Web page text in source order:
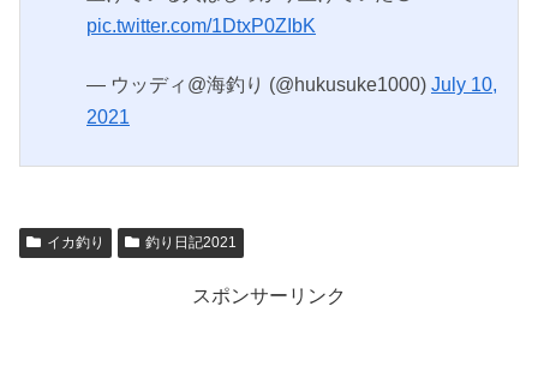
pic.twitter.com/1DtxP0ZIbK
— ウッディ@海釣り (@hukusuke1000) July 10,
2021
イカ釣り 釣り日記2021
スポンサーリンク